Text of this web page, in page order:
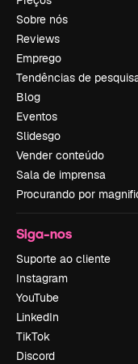
Sobre nós
Reviews
Emprego
Tendências de
Blog
Eventos
Slidesgo
Vender conteúdo
Sala de imprensa
Procurando por
Siga-nos
Suporte ao cliente
Instagram
YouTube
LinkedIn
TikTok
Discord